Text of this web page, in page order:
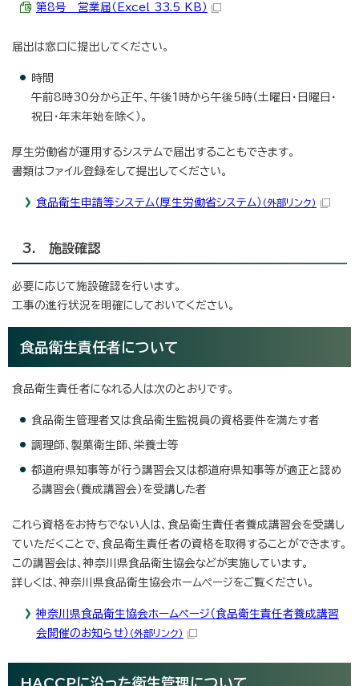
第8号 営業届（Excel 33.5 KB）
届出は窓口に提出してください。
時間
午前8時30分から正午、午後1時から午後5時（土曜日・日曜日・
祝日・年末年始を除く）。
厚生労働省が運用するシステムで届出することもできます。
書類はファイル登録をして提出してください。
食品衛生申請等システム（厚生労働省システム） （外部リンク）
3. 施設確認
必要に応じて施設確認を行います。
工事の進行状況を明確にしておいてください。
食品衛生責任者について
食品衛生責任者になれる人は次のとおりです。
食品衛生管理者又は食品衛生監視員の資格要件を満たす者
調理師、製菓衛生師、栄養士等
都道府県知事等が行う講習会又は都道府県知事等が適正と認め
る講習会（養成講習会）を受講した者
これら資格をお持ちでない人は、食品衛生責任者養成講習会を受講し
ていただくことで、食品衛生責任者の資格を取得することができます。
この講習会は、神奈川県食品衛生協会などが実施しています。
詳しくは、神奈川県食品衛生協会ホームページをご覧ください。
神奈川県食品衛生協会ホームページ（食品衛生責任者養成講習
会開催のお知らせ） （外部リンク）
HACCPに沿った衛生管理について